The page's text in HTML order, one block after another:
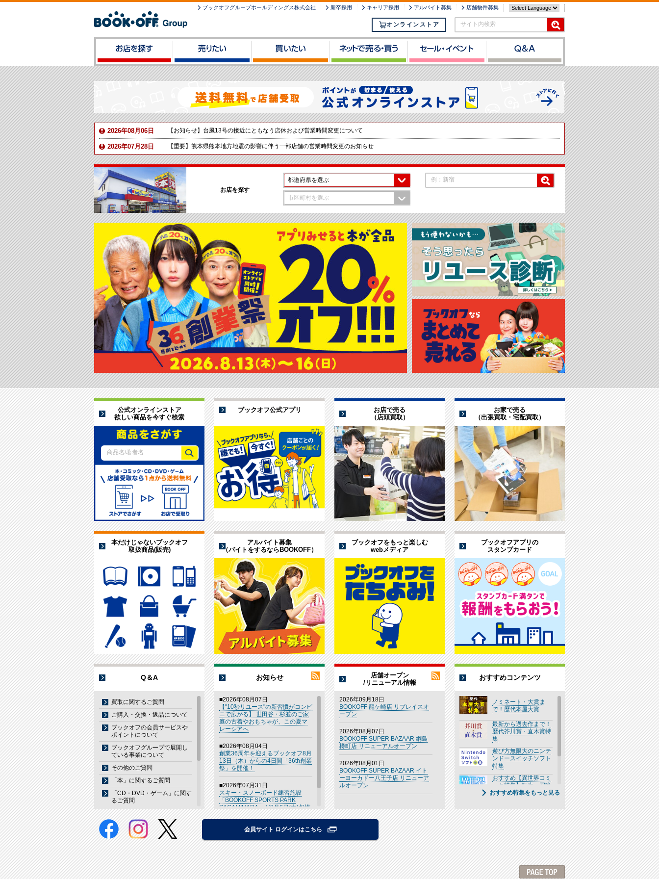
ブックオフグループホールディングス株式会社 新卒採用 キャリア採用 アルバイト募集 店舗物件募集
サイト内検索
オンラインストア
2026年08月06日 【お知らせ】台風13号の接近にともなう店休および営業時間変更について
2026年07月28日 【重要】熊本県熊本地方地震の影響に伴う一部店舗の営業時間変更のお知らせ
お店を探す
都道府県を選ぶ
市区町村を選ぶ
例：新宿
公式オンラインストア
欲しい商品を今すぐ検索
商品名/著者名
ブックオフ公式アプリ
お店で売る
（店頭買取）
お家で売る
（出張買取・宅配買取）
本だけじゃないブックオフ
取扱商品(販売)
アルバイト募集
（バイトをするならBOOKOFF）
ブックオフをもっと楽しむ
webメディア
ブックオフアプリの
スタンプカード
Q＆A
買取に関するご質問
ご購入・交換・返品について
ブックオフの会員サービスや
ポイントについて
ブックオフグループで展開し
ている事業について
その他のご質問
「本」に関するご質問
「CD・DVD・ゲーム」に関す
るご質問
「携帯電話」に関するご質問
「家電」に関するご質問
「洋服」に関するご質問
「貴金属・腕時計・ブランド
品」に関するご質問
「その他商品」に関するご質
お知らせ
■2026年08月07日
【"10秒リユース"の新習慣がコンビ
ニで広がる】 世田谷・杉並のご家
庭の古着やおもちゃが、この夏マ
レーシアへ
■2026年08月04日
創業36周年を迎えるブックオフ8月
13日（木）からの4日間「36th創業
祭」を開催！
■2026年07月31日
スキー・スノーボード練習施設
「BOOKOFF SPORTS PARK
SAGAMIHARA」が8月6日(木)相模
原市に誕生
店舗オープン
/リニューアル情報
2026年09月18日
BOOKOFF 龍ケ崎店 リプレイスオ
ープン
2026年08月07日
BOOKOFF SUPER BAZAAR 綱島
樽町店 リニューアルオープン
2026年08月01日
BOOKOFF SUPER BAZAAR イト
ーヨーカドー八王子店 リニューア
ルオープン
おすすめコンテンツ
ノミネート・大賞ま
で！歴代本屋大賞
最新から過去作まで！
歴代芥川賞・直木賞特
集
遊び方無限大のニンテ
ンドースイッチソフト
特集
おすすめ【異世界コミ
ック特集】転生・召喚
漫画一覧
ト盤特集
おすすめ特集をもっと見る
会員サイト ログインはこちら